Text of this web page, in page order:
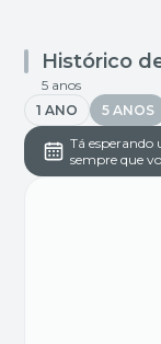
Histórico
5 anos
1 ANO
5 ANOS
Tá
sempre que